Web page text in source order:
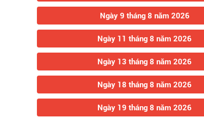
Ngày 9 tháng 8 năm 2026
Ngày 11 tháng 8 năm 2026
Ngày 13 tháng 8 năm 2026
Ngày 18 tháng 8 năm 2026
Ngày 19 tháng 8 năm 2026